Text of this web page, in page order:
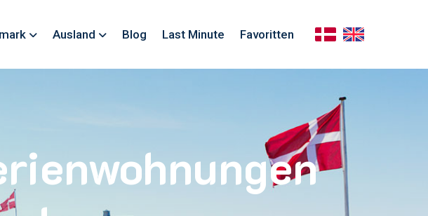
Ausland Blog Last Minute Favoritten